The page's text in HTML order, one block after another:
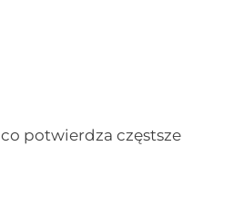
potwierdza częstsze